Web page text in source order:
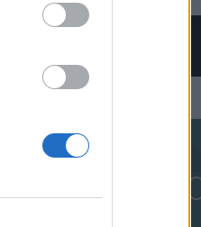
το κόστος, τους όρους,
και τον φορέα
της Περιφερειακής
η φωτιά σε δύσβατο
Όλυμπο –